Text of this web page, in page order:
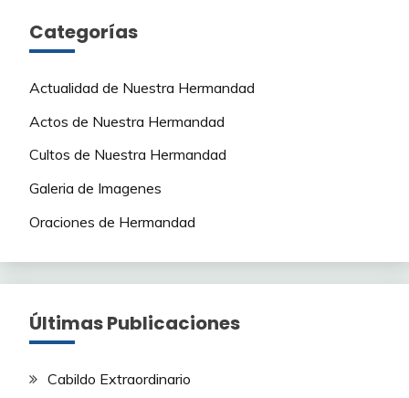
Categorías
Actualidad de Nuestra Hermandad
Actos de Nuestra Hermandad
Cultos de Nuestra Hermandad
Galeria de Imagenes
Oraciones de Hermandad
Últimas Publicaciones
Cabildo Extraordinario